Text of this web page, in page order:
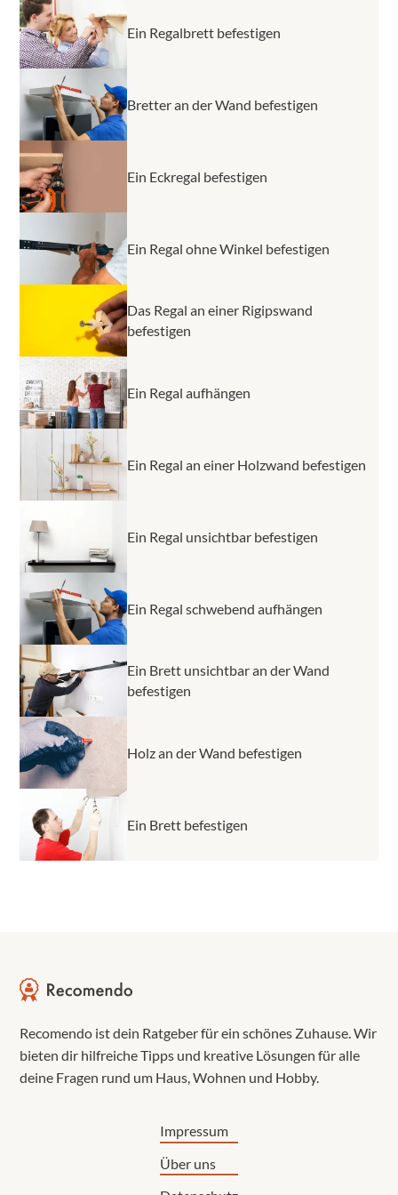
Ein Regalbrett befestigen
Bretter an der Wand befestigen
Ein Eckregal befestigen
Ein Regal ohne Winkel befestigen
Das Regal an einer Rigipswand
befestigen
Ein Regal aufhängen
Ein Regal an einer Holzwand befestigen
Ein Regal unsichtbar befestigen
Ein Regal schwebend aufhängen
Ein Brett unsichtbar an der Wand
befestigen
Holz an der Wand befestigen
Ein Brett befestigen
Recomendo ist dein Ratgeber für ein schönes Zuhause. Wir
bieten dir hilfreiche Tipps und kreative Lösungen für alle
deine Fragen rund um Haus, Wohnen und Hobby.
Impressum
Über uns